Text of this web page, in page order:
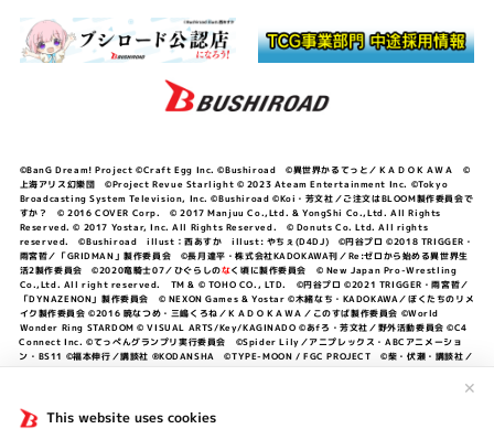
This website uses cookies
✕
©BanG Dream! Project ©Craft Egg Inc. ©Bushiroad ©異世界かるてっと／ＫＡＤＯＫＡＷＡ ©
上海アリス幻樂団 ©Project Revue Starlight © 2023 Ateam Entertainment Inc. ©Tokyo
Broadcasting System Television, Inc. ©Bushiroad ©Koi・芳文社／ご注文はBLOOM製作委員会で
すか？ © 2016 COVER Corp. © 2017 Manjuu Co.,Ltd. & YongShi Co.,Ltd. All Rights
Reserved. © 2017 Yostar, Inc. All Rights Reserved. © Donuts Co. Ltd. All rights
reserved. ©Bushiroad illust：西あすか illust: やちぇ(D4DJ) ©円谷プロ ©2018 TRIGGER・
雨宮哲／「GRIDMAN」製作委員会 ©長月達平・株式会社KADOKAWA刊／Re:ゼロから始める異世界生
活2製作委員会 ©2020竜騎士07／ひぐらしのなく頃に製作委員会 © New Japan Pro-Wrestling
Co.,Ltd. All right reserved. TM & © TOHO CO., LTD. ©円谷プロ ©2021 TRIGGER・雨宮哲／
「DYNAZENON」製作委員会 © NEXON Games & Yostar ©木緒なち・KADOKAWA／ぼくたちのリメ
イク製作委員会 ©2016 暁なつめ・三嶋くろね／ＫＡＤＯＫＡＷＡ／このすば製作委員会 ©World
Wonder Ring STARDOM © VISUAL ARTS/Key/KAGINADO ©あfろ・芳文社／野外活動委員会 ©C4
Connect Inc. ©てっぺんグランプリ実行委員会 ©Spider Lily／アニプレックス・ABCアニメーショ
ン・BS11 ©福本伸行／講談社 ®KODANSHA ©TYPE-MOON / FGC PROJECT ©柴・伏瀬・講談社／
©中村力斗・野澤ゆき子／集英社・君のことが大大大大大好きな製作委員会 ©IIS-P／ぽんのみち製作委